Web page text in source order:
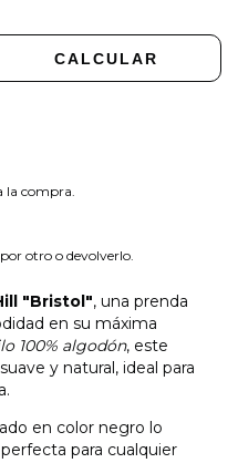
CALCULAR
la compra.
otro o devolverlo.
"Bristol", una prenda
en su máxima
100% algodón, este
y natural, ideal para
en color negro lo
para cualquier